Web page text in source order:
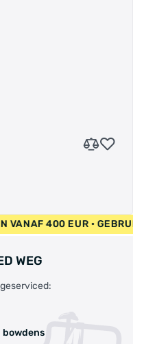
VANAF 400 EUR •
WEG
bowdens